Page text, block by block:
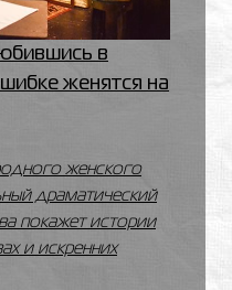
в
женятся на
женского
драматический
покажет истории
и искренних